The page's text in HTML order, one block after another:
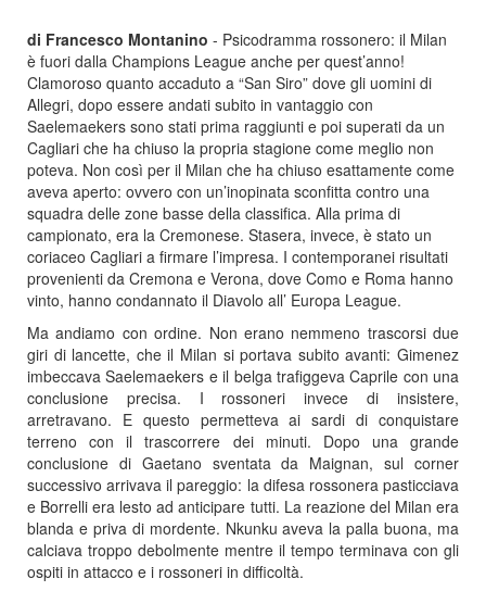
di Francesco Montanino - Psicodramma rossonero: il Milan
è fuori dalla Champions League anche per quest’anno!
Clamoroso quanto accaduto a “San Siro” dove gli uomini di
Allegri, dopo essere andati subito in vantaggio con
Saelemaekers sono stati prima raggiunti e poi superati da un
Cagliari che ha chiuso la propria stagione come meglio non
poteva. Non così per il Milan che ha chiuso esattamente come
aveva aperto: ovvero con un’inopinata sconfitta contro una
squadra delle zone basse della classifica. Alla prima di
campionato, era la Cremonese. Stasera, invece, è stato un
coriaceo Cagliari a firmare l’impresa. I contemporanei risultati
provenienti da Cremona e Verona, dove Como e Roma hanno
vinto, hanno condannato il Diavolo all’ Europa League.
Ma andiamo con ordine. Non erano nemmeno trascorsi due
giri di lancette, che il Milan si portava subito avanti: Gimenez
imbeccava Saelemaekers e il belga trafiggeva Caprile con una
conclusione precisa. I rossoneri invece di insistere,
arretravano. E questo permetteva ai sardi di conquistare
terreno con il trascorrere dei minuti. Dopo una grande
conclusione di Gaetano sventata da Maignan, sul corner
successivo arrivava il pareggio: la difesa rossonera pasticciava
e Borrelli era lesto ad anticipare tutti. La reazione del Milan era
blanda e priva di mordente. Nkunku aveva la palla buona, ma
calciava troppo debolmente mentre il tempo terminava con gli
ospiti in attacco e i rossoneri in difficoltà.